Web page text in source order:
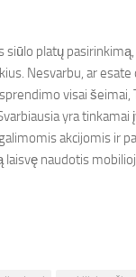
siūlo platų
Nesvarbu, ar esate
visai šeimai,
yra tinkamai
akcijomis ir
laisvę naudotis